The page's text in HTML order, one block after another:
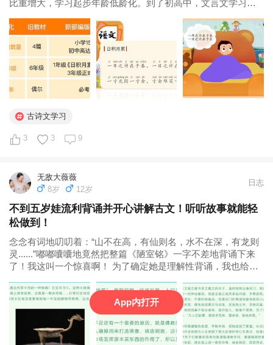
比重增大，学习起步年龄低龄化。到了初高中，文言文学习强
何教低龄孩子学习小古文呢？ 常青藤爸爸根据新部编版教材教
学要求，并结合...
古诗文学习
3 3 9
无敌大薇薇
8岁
12岁
日志
不到五岁娃流利背诵并开心讲解古文！听听故事就能轻
松做到！
念念有词地叨叨着：“山不在高，有仙则名，水不在深，有龙则
灵......”嘟嘟囔囔地竟然把整篇《陋室铭》一字不差地背诵下来
了！我这叫一个惊喜啊！ 为了确定她是理解性背诵，我也给她
气流畅背诵！ 背完了，我又尝试着问了问她古文中的意思，没
想到，他还真的记住...
App内打开